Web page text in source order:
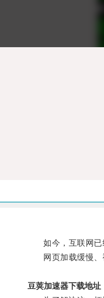
如今，互联网已经
网页加载缓慢、
豆荚加速器下载地址